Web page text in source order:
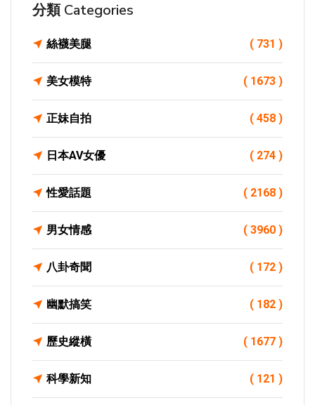
分類 Categories
絲襪美腿 ( 731 )
美女模特 ( 1673 )
正妹自拍 ( 458 )
日本AV女優 ( 274 )
性愛話題 ( 2168 )
男女情感 ( 3960 )
八卦奇聞 ( 172 )
幽默搞笑 ( 182 )
歷史縱橫 ( 1677 )
科學新知 ( 121 )